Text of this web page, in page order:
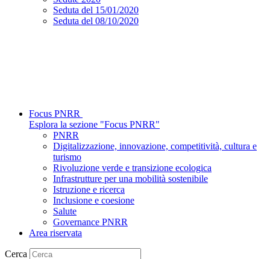
Seduta del 15/01/2020
Seduta del 08/10/2020
Focus PNRR
Esplora la sezione "Focus PNRR"
PNRR
Digitalizzazione, innovazione, competitività, cultura e
turismo
Rivoluzione verde e transizione ecologica
Infrastrutture per una mobilità sostenibile
Istruzione e ricerca
Inclusione e coesione
Salute
Governance PNRR
Area riservata
Cerca